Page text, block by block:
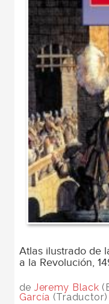
Atlas ilustrado de
a la Revolución,
de Jeremy Black
García (Traductor)